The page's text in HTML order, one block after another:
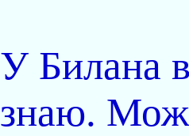
У Билана
знаю.